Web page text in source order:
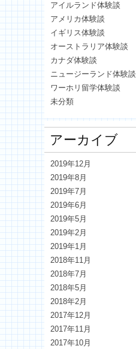
アイルランド体験談
アメリカ体験談
イギリス体験談
オーストラリア体験談
カナダ体験談
ニュージーランド体験談
ワーホリ留学体験談
未分類
アーカイブ
2019年12月
2019年8月
2019年7月
2019年6月
2019年5月
2019年2月
2019年1月
2018年11月
2018年7月
2018年5月
2018年2月
2017年12月
2017年11月
2017年10月